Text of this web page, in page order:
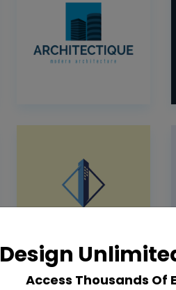
Design
Access Thousands Of